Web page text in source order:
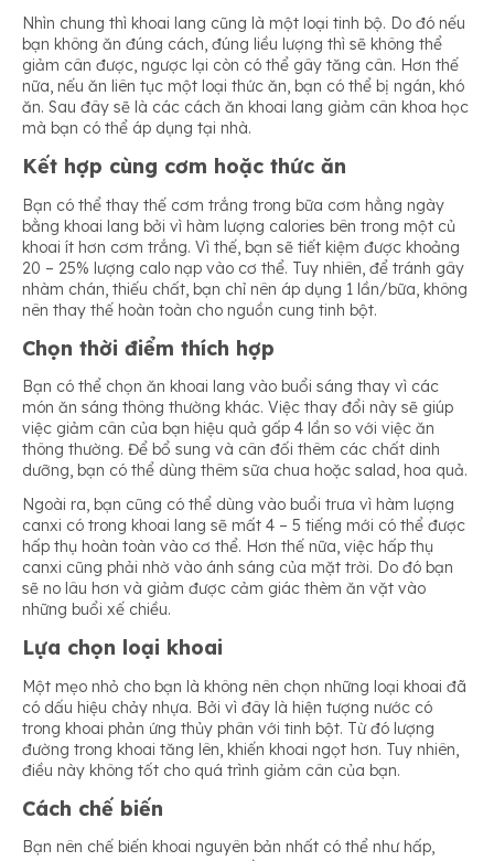
Nhìn chung thì khoai lang cũng là một loại tinh bộ. Do đó nếu
bạn không ăn đúng cách, đúng liều lượng thì sẽ không thể
giảm cân được, ngược lại còn có thể gây tăng cân. Hơn thế
nữa, nếu ăn liên tục một loại thức ăn, bạn có thể bị ngán, khó
ăn. Sau đây sẽ là các cách ăn khoai lang giảm cân khoa học
mà bạn có thể áp dụng tại nhà.
Kết hợp cùng cơm hoặc thức ăn
Bạn có thể thay thế cơm trắng trong bữa cơm hằng ngày
bằng khoai lang bởi vì hàm lượng calories bên trong một củ
khoai ít hơn cơm trắng. Vì thế, bạn sẽ tiết kiệm được khoảng
20 – 25% lượng calo nạp vào cơ thể. Tuy nhiên, để tránh gây
nhàm chán, thiếu chất, bạn chỉ nên áp dụng 1 lần/bữa, không
nên thay thế hoàn toàn cho nguồn cung tinh bột.
Chọn thời điểm thích hợp
Bạn có thể chọn ăn khoai lang vào buổi sáng thay vì các
món ăn sáng thông thường khác. Việc thay đổi này sẽ giúp
việc giảm cân của bạn hiệu quả gấp 4 lần so với việc ăn
thông thường. Để bổ sung và cân đối thêm các chất dinh
dưỡng, bạn có thể dùng thêm sữa chua hoặc salad, hoa quả.
Ngoài ra, bạn cũng có thể dùng vào buổi trưa vì hàm lượng
canxi có trong khoai lang sẽ mất 4 – 5 tiếng mới có thể được
hấp thụ hoàn toàn vào cơ thể. Hơn thế nữa, việc hấp thụ
canxi cũng phải nhờ vào ánh sáng của mặt trời. Do đó bạn
sẽ no lâu hơn và giảm được cảm giác thèm ăn vặt vào
những buổi xế chiều.
Lựa chọn loại khoai
Một mẹo nhỏ cho bạn là không nên chọn những loại khoai đã
có dấu hiệu chảy nhựa. Bởi vì đây là hiện tượng nước có
trong khoai phản ứng thủy phân với tinh bột. Từ đó lượng
đường trong khoai tăng lên, khiến khoai ngọt hơn. Tuy nhiên,
điều này không tốt cho quá trình giảm cân của bạn.
Cách chế biến
Bạn nên chế biến khoai nguyên bản nhất có thể như hấp,